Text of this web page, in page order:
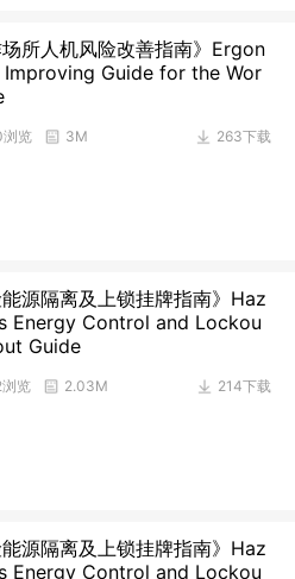
场所人机风险改善指南》Ergon
Guide for the Wor
263下载
览 3M
能源隔离及上锁挂牌指南》Haz
Energy Control and Lockou
Guide
214下载
览 2.03M
能源隔离及上锁挂牌指南》Haz
Energy Control and Lockou